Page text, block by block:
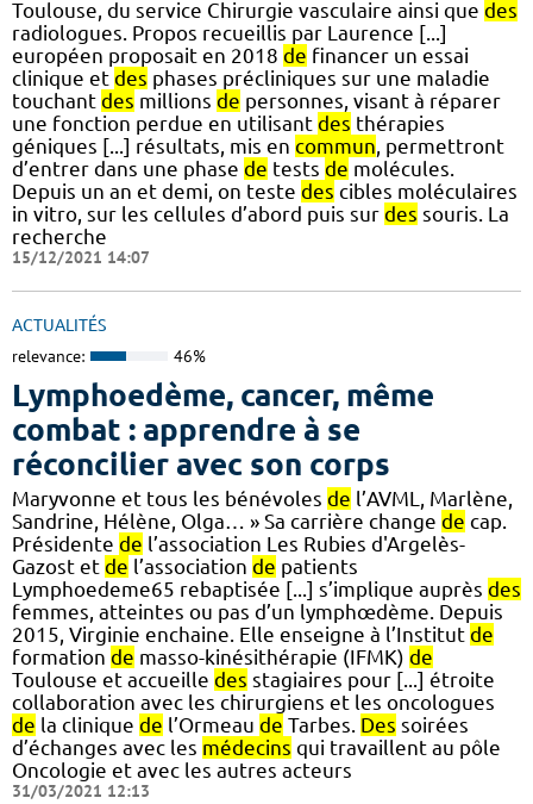
Toulouse, du service Chirurgie vasculaire ainsi que des
radiologues. Propos recueillis par Laurence [...]
européen proposait en 2018 de financer un essai
clinique et des phases précliniques sur une maladie
touchant des millions de personnes, visant à réparer
une fonction perdue en utilisant des thérapies
géniques [...] résultats, mis en commun , permettront
d’entrer dans une phase de tests de molécules.
Depuis un an et demi, on teste des cibles moléculaires
in vitro, sur les cellules d’abord puis sur des souris. La
recherche
15/12/2021 14:07
ACTUALITÉS
relevance: 46%
Lymphoedème, cancer, même
combat : apprendre à se
réconcilier avec son corps
Maryvonne et tous les bénévoles de l’AVML, Marlène,
Sandrine, Hélène, Olga… » Sa carrière change de cap.
Présidente de l’association Les Rubies d'Argelès-
Gazost et de l’association de patients
Lymphoedeme65 rebaptisée [...] s’implique auprès des
femmes, atteintes ou pas d’un lymphœdème. Depuis
2015, Virginie enchaine. Elle enseigne à l’Institut de
formation de masso-kinésithérapie (IFMK) de
Toulouse et accueille des stagiaires pour [...] étroite
collaboration avec les chirurgiens et les oncologues
de la clinique de l’Ormeau de Tarbes. Des soirées
d’échanges avec les médecins qui travaillent au pôle
Oncologie et avec les autres acteurs
31/03/2021 12:13